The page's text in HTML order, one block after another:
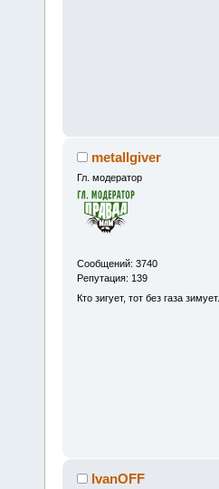
metallgiver
Гл. модератор
Сообщений: 3740
Репутация: 139
Кто зигует, тот без газа зимует.
IvanOFF